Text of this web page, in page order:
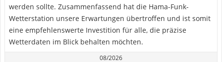
werden sollte. Zusammenfassend hat die Hama-Funk-
Wetterstation unsere Erwartungen übertroffen und ist somit
eine empfehlenswerte Investition für alle, die präzise
Wetterdaten im Blick behalten möchten.
08/2026